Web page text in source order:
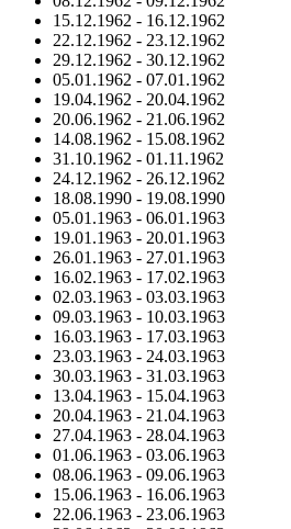
15.12.1962 - 16.12.1962
22.12.1962 - 23.12.1962
29.12.1962 - 30.12.1962
05.01.1962 - 07.01.1962
19.04.1962 - 20.04.1962
20.06.1962 - 21.06.1962
14.08.1962 - 15.08.1962
31.10.1962 - 01.11.1962
24.12.1962 - 26.12.1962
18.08.1990 - 19.08.1990
05.01.1963 - 06.01.1963
19.01.1963 - 20.01.1963
26.01.1963 - 27.01.1963
16.02.1963 - 17.02.1963
02.03.1963 - 03.03.1963
09.03.1963 - 10.03.1963
16.03.1963 - 17.03.1963
23.03.1963 - 24.03.1963
30.03.1963 - 31.03.1963
13.04.1963 - 15.04.1963
20.04.1963 - 21.04.1963
27.04.1963 - 28.04.1963
01.06.1963 - 03.06.1963
08.06.1963 - 09.06.1963
15.06.1963 - 16.06.1963
22.06.1963 - 23.06.1963